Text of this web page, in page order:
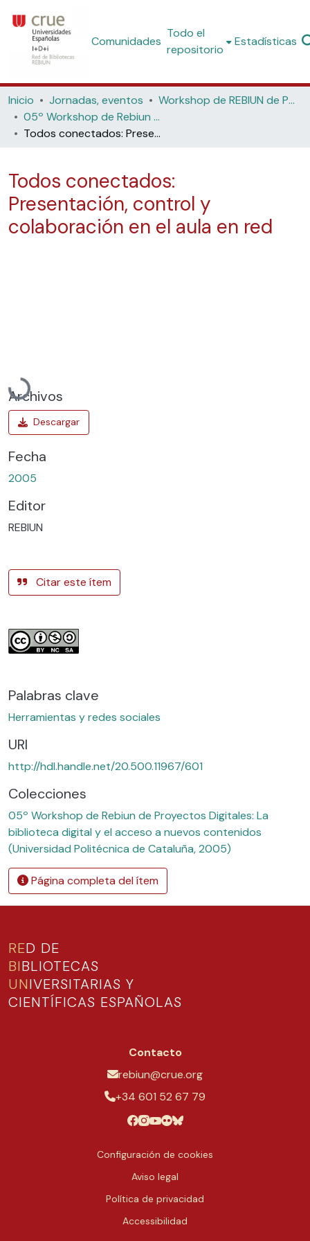
Comunidades
Todo el
repositorio
Estadísticas
Inicio Jornadas, eventos
Workshop de REBIUN de Proyectos Digitales
05º Workshop de Rebiun de Proyectos Digitales: La biblioteca digital y el acceso a nuevos contenidos (Universidad Politécnica de Cataluña, 2005)
Todos conectados: Presentación, control y colaboración en el aula en red
Todos conectados:
Presentación, control y
colaboración en el aula en red
Cargando...
Archivos
Fecha
2005
Editor
REBIUN
Citar este ítem
Palabras clave
Herramientas y redes sociales
URI
http://hdl.handle.net/20.500.11967/601
Colecciones
05º Workshop de Rebiun de Proyectos Digitales: La
biblioteca digital y el acceso a nuevos contenidos
(Universidad Politécnica de Cataluña, 2005)
Página completa del ítem
RED DE
BIBLIOTECAS
UNIVERSITARIAS Y
CIENTÍFICAS ESPAÑOLAS
Contacto
rebiun@crue.org
+34 601 52 67 79
Configuración de cookies
Aviso legal
Política de privacidad
Accessibilidad